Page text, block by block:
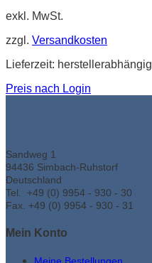
exkl. MwSt.
zzgl. Versandkosten
Lieferzeit: herstellerabhängig
Preis nach Login
Sandweg 1
94436 Simbach-Ruhstorf
Deutschland
Tel. +49 (0) 9954 - 930 - 30
Fax. +49 (0) 9954 - 930 - 31
Mein Konto